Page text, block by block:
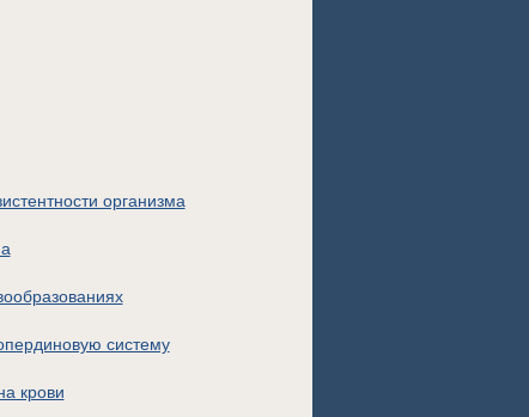
организма
систему
крови